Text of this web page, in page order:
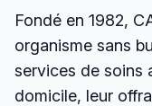
Fondé en 1982,
organisme sans
services de soins
domicile, leur